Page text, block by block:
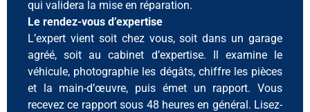
qui validera la mise en réparation.
Le rendez-vous d’expertise
L’expert vient soit chez vous, soit dans un garage
agréé, soit au cabinet d’expertise. Il examine le
véhicule, photographie les dégâts, chiffre les pièces
et la main-d’œuvre, puis émet un rapport. Vous
recevez ce rapport sous 48 heures en général. Lisez-